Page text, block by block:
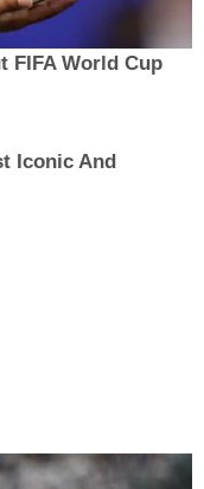
FIFA World Cup
Iconic And